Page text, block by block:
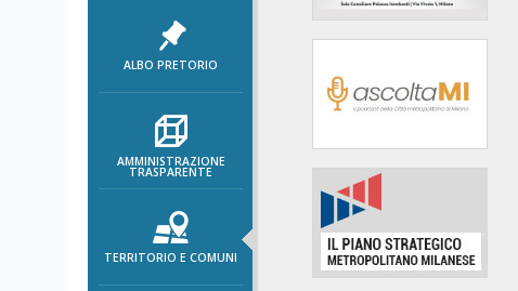
area
banner
Salta
footer
ALBO PRETORIO
AMMINISTRAZIONE
TRASPARENTE
TERRITORIO E COMUNI